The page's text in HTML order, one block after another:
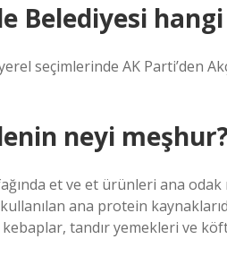
Belediyesi
seçimlerinde AK Parti’den
neyi
et ve et ürünleri ana
ana protein
tandır yemekleri ve